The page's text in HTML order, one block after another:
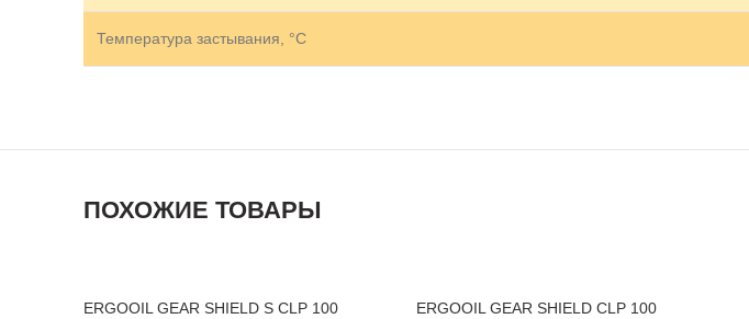
Температура застывания, °C
ПОХОЖИЕ ТОВАРЫ
ERGOOIL GEAR SHIELD S CLP 100
ERGOOIL GEAR SHIELD CLP 100